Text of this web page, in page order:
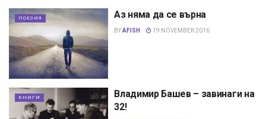
ПОЕЗИЯ Аз няма да се върна
BYAFISH 19 NOVEMBER 2016
КНИГИ
Владимир Башев – завинаги на
32!